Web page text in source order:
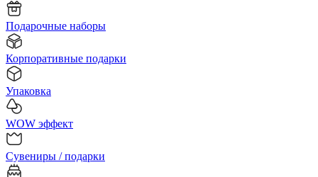
Подарочные наборы
Корпоративные подарки
Упаковка
WOW эффект
Сувениры / подарки